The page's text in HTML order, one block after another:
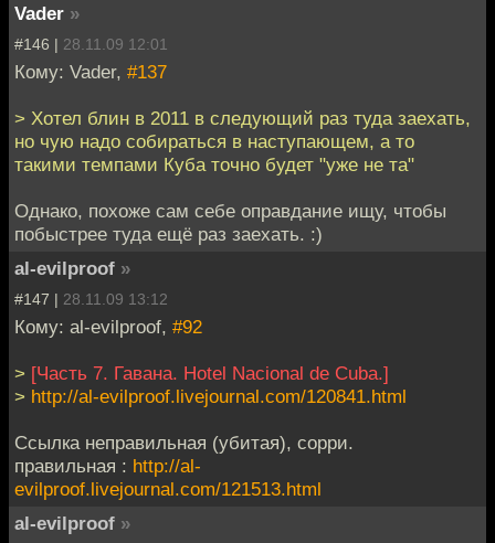
Vader »
#146 | 28.11.09 12:01
Кому: Vader, #137
> Хотел блин в 2011 в следующий раз туда заехать,
но чую надо собираться в наступающем, а то
такими темпами Куба точно будет "уже не та"
Однако, похоже сам себе оправдание ищу, чтобы
побыстрее туда ещё раз заехать. :)
al-evilproof »
#147 | 28.11.09 13:12
Кому: al-evilproof, #92
> [Часть 7. Гавана. Hotel Nacional de Cuba.]
> http://al-evilproof.livejournal.com/120841.html
Ссылка неправильная (убитая), сорри.
правильная : http://al-
evilproof.livejournal.com/121513.html
al-evilproof »